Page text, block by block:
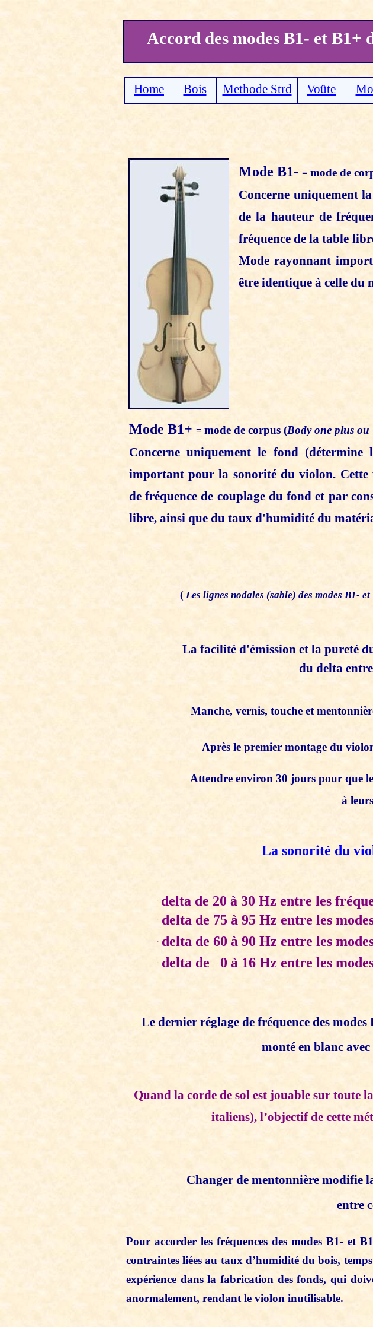
Accord des modes B1- et B1+
( Les lignes nodales (sable) des modes B1-
La facilité d'émission et la pureté
du delta
Manche, vernis, touche et
Après le premier montage du
Attendre environ 30 jours pour que
à
La sonorité du
¨ delta de 20 à 30 Hz entre les
¨ delta de 75 à 95 Hz entre les
¨ delta de 60 à 90 Hz entre les
¨ delta de 0 à 16 Hz entre les
Le dernier réglage de fréquence des
monté en blanc
Quand la corde de sol est jouable sur toute
italiens), l’objectif de cette
Changer de mentonnière modifie
entre
Pour accorder les fréquences des modes B1- et
contraintes liées au taux d’humidité du bois,
expérience dans la fabrication des fonds, qui
anormalement, rendant le violon inutilisable.
Mode B1- = mode de
Concerne uniquement
de la hauteur de
fréquence de la table
Mode rayonnant
être identique à celle du
Mode B1+ = mode de corpus (Body one plus ou
Concerne uniquement le fond (détermine
important pour la sonorité du violon. Cette
de fréquence de couplage du fond et par
libre, ainsi que du taux d'humidité du
Home Bois Methode Strd Voûte